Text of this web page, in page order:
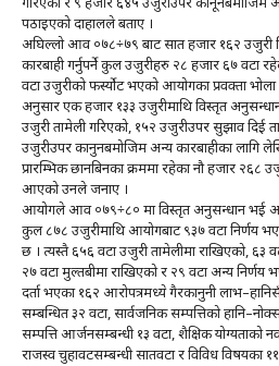
पठाइएको दाहालले बताए ।
अघिल्लो आव ०७८÷७९ बाट सात हजार १६२ उजुरी
कारबाही गर्नुपर्ने कुल उजुरीहरु २८ हजार ६७ वटा
वटा उजुरीको फर्स्योट भएको आयोगका प्रवक्ता
अनुसार एक हजार १३३ उजुरीमाथि विस्तृत
उजुरी तामेली गरिएको, १५२ उजुरीउपर सुझाव दिई
उजुरीउपर कानुनबमोजिम अन्य कारबाहीका लागि
प्रारम्भिक छानबिनका क्रममा रहेका नौ हजार २६८
आएको उनले जनाए ।
आयोगले आव ०७९÷८० मा विस्तृत अनुसन्धान भई
कुल ८७८ उजुरीमाथि आयोगबाट ९३७ वटा निर्णय
छ । त्यस्तै ६५६ वटा उजुरी तामेलीमा राखिएको, ६३
२७ वटा मुल्तबीमा राखिएको र २९ वटा अन्य
दर्ता भएका १६२ आरोपत्रमध्ये गैरकानुनी
सम्बन्धित ३२ वटा, सार्वजनिक सम्पत्तिको
सम्पत्ति आर्जनसम्बन्धी १३ वटा, शैक्षिक योग्यताको
राजस्व चुहावटसम्बन्धी सातवटा र विविध विषयका